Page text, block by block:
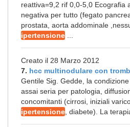
reattiva=9,2 rif 0,0-5,0 Ecografia
negativa per tutto (fegato
prostata, aorta addominale
ipertensione
Creato il 28 Marzo 2012
7. hcc multinodulare con
Gentile Sig. Gedde, la
assai seria per patologia,
concomitanti (cirrosi, iniziali
ipertensione , diabete). La